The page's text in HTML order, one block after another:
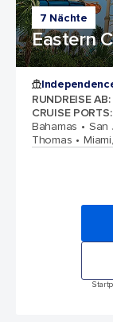
7 Nächte
Eastern
RUNDREISE AB:
CRUISE PORTS:
Bahamas
San
Thomas